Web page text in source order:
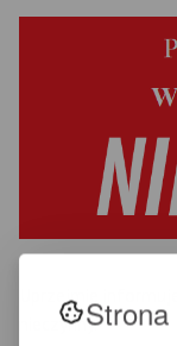
Uprzejmie
nieczynny.